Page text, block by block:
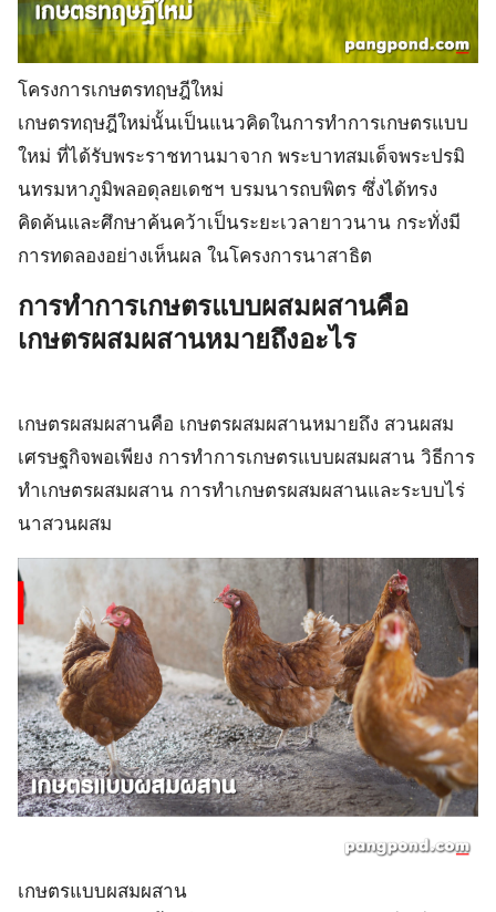
โครงการเกษตรทฤษฎีใหม่
เกษตรทฤษฎีใหม่นั้นเป็นแนวคิดในการทำการเกษตรแบบ
ใหม่ ที่ได้รับพระราชทานมาจาก พระบาทสมเด็จพระปรมิ
นทรมหาภูมิพลอดุลยเดชฯ บรมนารถบพิตร ซึ่งได้ทรง
คิดค้นและศึกษาค้นคว้าเป็นระยะเวลายาวนาน กระทั่งมี
การทดลองอย่างเห็นผล ในโครงการนาสาธิต
การทําการเกษตรแบบผสมผสานคือ
เกษตรผสมผสานหมายถึงอะไร
เกษตรผสมผสานคือ เกษตรผสมผสานหมายถึง สวนผสม
เศรษฐกิจพอเพียง การทําการเกษตรแบบผสมผสาน วิธีการ
ทำเกษตรผสมผสาน การทําเกษตรผสมผสานและระบบไร่
นาสวนผสม
เกษตรแบบผสมผสาน